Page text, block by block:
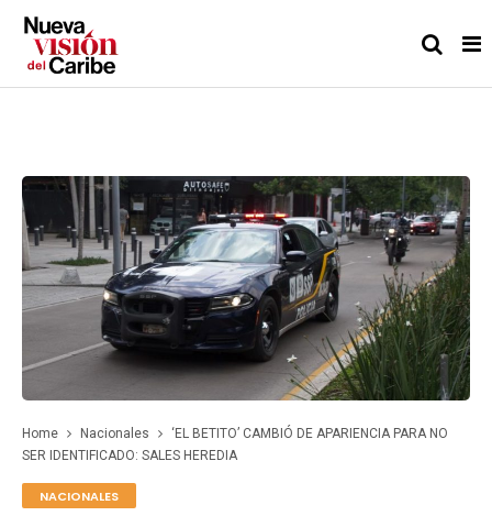
Home Nacionales
‘EL BETITO’ CAMBIÓ DE APARIENCIA PARA NO
SER IDENTIFICADO: SALES HEREDIA
NACIONALES